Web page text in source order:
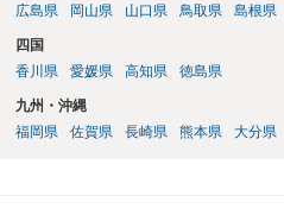
広島県
岡山県 山口県 鳥取県 島根県
四国
香川県
愛媛県 高知県 徳島県
九州・沖縄
福岡県
佐賀県 長崎県 熊本県 大分県